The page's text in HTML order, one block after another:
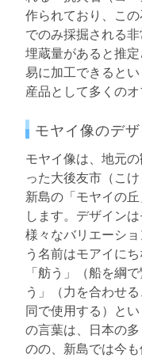
作られており、こ
でのみ採掘される
埋蔵量があると推
易に加工できると
産品として多くの
モヤイ像のデ
モヤイ像は、地元
った大後友市（こ
新島の「モヤイの
します。デザイン
様々なバリエーシ
う名前はモアイに
「舫う」（船を綱
う」（力を合わせ
同で使用する）と
の言葉は、日本の
のの、新島では今も